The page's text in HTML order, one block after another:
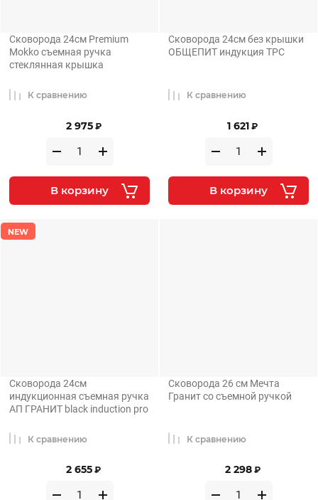
Сковорода 24см Premium
Mokko съемная ручка
стеклянная крышка
2 975 ₽
К сравнению
В корзину
Сковорода 24см без крышки
ОБЩЕПИТ индукция ТРС
1 621 ₽
К сравнению
В корзину
Сковорода 24см
индукционная съемная ручка
АП ГРАНИТ black induction pro
NEW
2 655 ₽
К сравнению
Сковорода 26 см Мечта
Гранит со съемной ручкой
2 298 ₽
К сравнению